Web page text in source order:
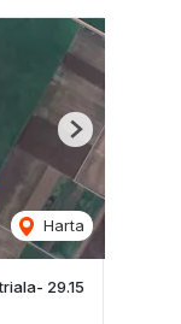
Harta
Next
29.15